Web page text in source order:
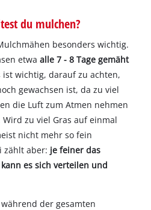
du mulchen?
besonders wichtig.
etwaalle 7 - 8 Tage gemäht
wichtig, darauf zu achten,
gewachsen ist, da zu viel
die Luft zum Atmen nehmen
zu viel Gras auf einmal
nicht mehr so fein
zählt aber: je feiner das
es sich verteilen und
der gesamten